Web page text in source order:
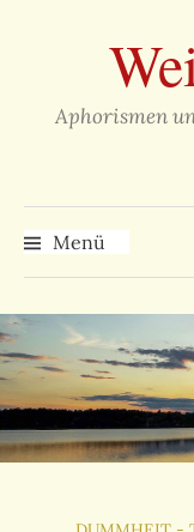
überspringen
Aphorismen
Menü